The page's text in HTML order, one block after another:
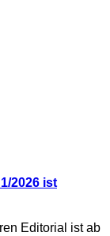
2026 ist
Editorial ist ab